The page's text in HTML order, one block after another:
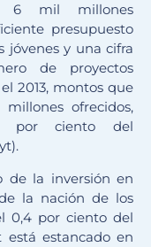
6 mil millones
presupuesto
jóvenes y una cifra
de proyectos
2013, montos que
ofrecidos,
por ciento del
de la inversión en
la nación de los
0,4 por ciento del
estancado en